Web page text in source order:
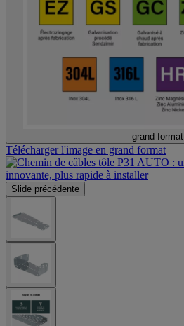
grand format
Télécharger l'image en grand format
Slide précédente